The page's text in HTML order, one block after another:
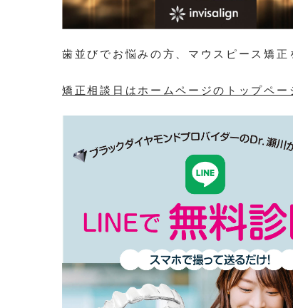
歯並びでお悩みの方、マウスピース矯
矯正相談日はホームページのトップペ